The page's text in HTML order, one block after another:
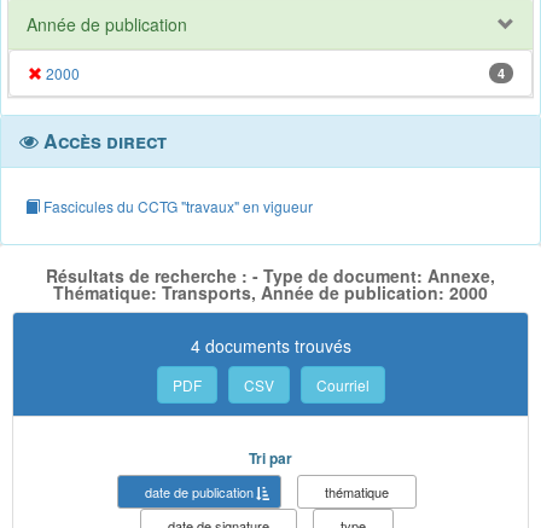
Année de publication
2000 4
Accès direct
Fascicules du CCTG "travaux" en vigueur
Résultats de recherche : - Type de document: Annexe,
Thématique: Transports, Année de publication: 2000
4 documents trouvés
PDF CSV Courriel
Tri par
date de publication
thématique